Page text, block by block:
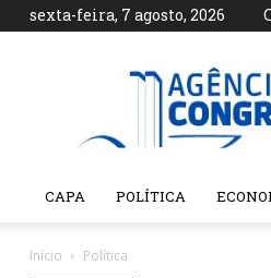
sexta-feira, 7 agosto, 2026
Agência
CAPA POLÍTICA
Início Política